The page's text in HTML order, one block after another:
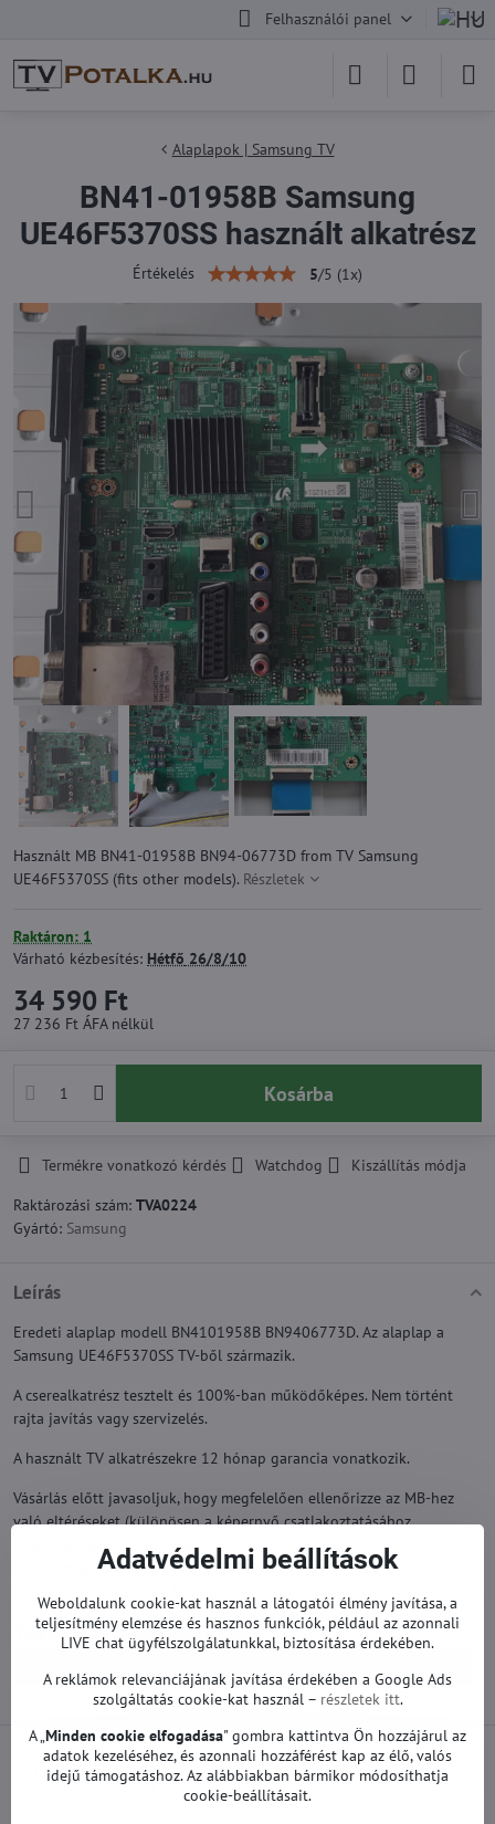
Felhasználói panel
Alaplapok | Samsung TV
BN41-01958B Samsung
UE46F5370SS használt alkatrész
Értékelés 5/5 (1 x)
Használt MB BN41-01958B BN94-06773D from TV Samsung
UE46F5370SS (fits other models). Részletek
Raktáron: 1
Várható kézbesítés: Hétfő 26/8/10
34 590 Ft
27 236 Ft ÁFA nélkül
Kosárba
Termékre vonatkozó kérdés Watchdog
Kiszállítás módja
Raktározási szám: TVA0224
Gyártó: Samsung
Leírás
Eredeti alaplap modell BN4101958B BN9406773D. Az alaplap a
Samsung UE46F5370SS TV-ből származik.
A cserealkatrész tesztelt és 100%-ban működőképes. Nem történt
rajta javítás vagy szervizelés.
A használt TV alkatrészekre 12 hónap garancia vonatkozik.
Vásárlás előtt javasoljuk, hogy megfelelően ellenőrizze az MB-hez
való eltéréseket (különösen a képernyő csatlakoztatásához,
tápellátáshoz stb. szükséges kábeleket). Ugyanilyen fontos lehet a
kártya megfelelő modellszáma, amely BN94-gyel kezdődik. Ha
Továbbiak a kategóriából
Előző termék Következő termék
Adatvédelmi beállítások
Weboldalunk cookie-kat használ a látogatói élmény javítása, a
teljesítmény elemzése és hasznos funkciók, például az azonnali
LIVE chat ügyfélszolgálatunkkal, biztosítása érdekében.
A reklámok relevanciájának javítása érdekében a Google Ads
szolgáltatás cookie-kat használ – részletek itt.
A „Minden cookie elfogadása" gombra kattintva Ön hozzájárul az
adatok kezeléséhez, és azonnali hozzáférést kap az élő, valós
idejű támogatáshoz. Az alábbiakban bármikor módosíthatja
cookie-beállításait.